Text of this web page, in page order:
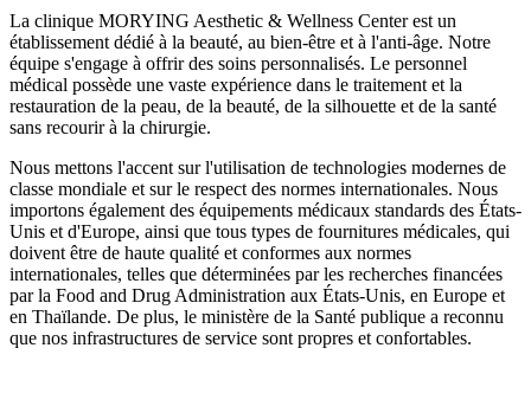
La clinique MORYING Aesthetic & Wellness Center est un
établissement dédié à la beauté, au bien-être et à l'anti-âge. Notre
équipe s'engage à offrir des soins personnalisés. Le personnel
médical possède une vaste expérience dans le traitement et la
restauration de la peau, de la beauté, de la silhouette et de la santé
sans recourir à la chirurgie.
Nous mettons l'accent sur l'utilisation de technologies modernes de
classe mondiale et sur le respect des normes internationales. Nous
importons également des équipements médicaux standards des États-
Unis et d'Europe, ainsi que tous types de fournitures médicales, qui
doivent être de haute qualité et conformes aux normes
internationales, telles que déterminées par les recherches financées
par la Food and Drug Administration aux États-Unis, en Europe et
en Thaïlande. De plus, le ministère de la Santé publique a reconnu
que nos infrastructures de service sont propres et confortables.